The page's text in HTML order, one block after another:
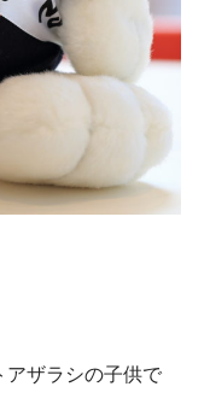
アザラシの子供で